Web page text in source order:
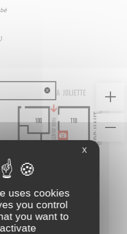
X
uses cookies
you control
you want to
activate